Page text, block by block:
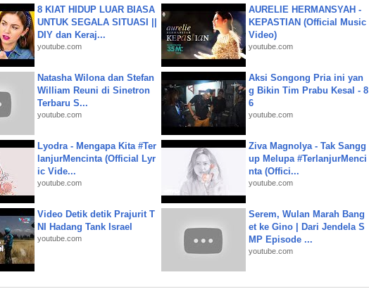
8 KIAT HIDUP LUAR BIASA
UNTUK SEGALA SITUASI ||
DIY dan Keraj...
youtube.com
AURELIE HERMANSYAH -
KEPASTIAN (Official Music
Video)
youtube.com
Natasha Wilona dan Stefan
William Reuni di Sinetron
Terbaru S...
youtube.com
Aksi Songong Pria ini yan
g Bikin Tim Prabu Kesal - 8
6
youtube.com
Lyodra - Mengapa Kita #Ter
lanjurMencinta (Official Lyr
ic Vide...
youtube.com
Ziva Magnolya - Tak Sangg
up Melupa #TerlanjurMenci
nta (Offici...
youtube.com
Video Detik detik Prajurit T
NI Hadang Tank Israel
youtube.com
Serem, Wulan Marah Bang
et ke Gino | Dari Jendela S
MP Episode ...
youtube.com